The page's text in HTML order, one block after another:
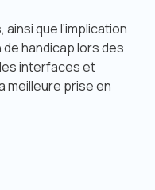
que l’implication
handicap lors des
interfaces et
meilleure prise en